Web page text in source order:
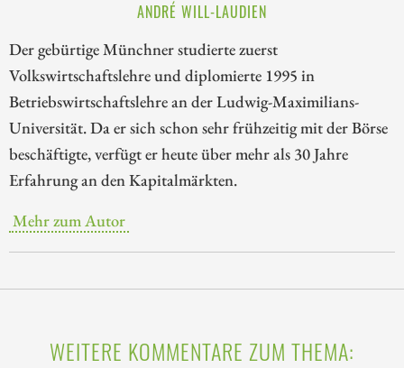
ANDRÉ WILL-LAUDIEN
Der gebürtige Münchner studierte zuerst
Volkswirtschaftslehre und diplomierte 1995 in
Betriebswirtschaftslehre an der Ludwig-Maximilians-
Universität. Da er sich schon sehr frühzeitig mit der Börse
beschäftigte, verfügt er heute über mehr als 30 Jahre
Erfahrung an den Kapitalmärkten.
Mehr zum Autor
WEITERE KOMMENTARE ZUM THEMA: